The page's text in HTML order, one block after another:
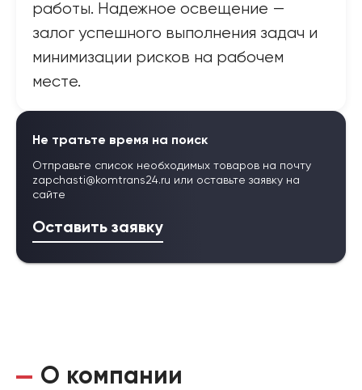
работы. Надежное освещение —
залог успешного выполнения задач и
минимизации рисков на рабочем
месте.
Не тратьте время на поиск
Отправьте список необходимых товаров на почту
zapchasti@komtrans24.ru или оставьте заявку на
сайте
Оставить заявку
О компании